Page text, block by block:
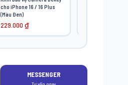
cho iPhone 16 / 16 Plus
(Màu Đen)
229.000 ₫
MESSENGER
Tư vấn ngay